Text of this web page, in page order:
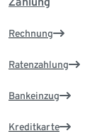
Rechnung
Ratenzahlung
Bankeinzug
Kreditkarte